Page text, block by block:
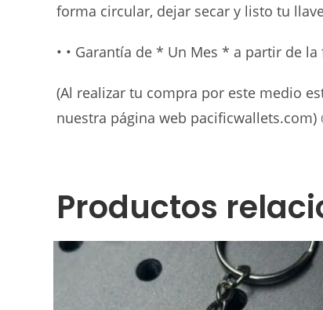
forma circular, dejar secar y listo tu
• • Garantía de * Un Mes * a partir de
(Al realizar tu compra por este medio
nuestra página web pacificwallets.com)
Productos